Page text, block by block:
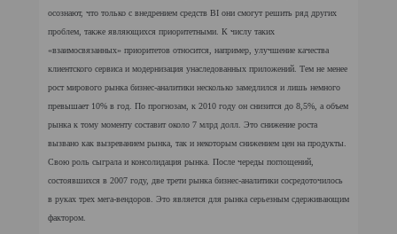
осознают, что только с внедрением средств BI они смогут решить ряд других
проблем, также являющихся приоритетными. К числу таких
«взаимосвязанных» приоритетов относится, например, улучшение качества
клиентского сервиса и модернизация унаследованных приложений. Тем не менее
рост мирового рынка бизнес-аналитики несколько замедлился и лишь немного
превышает 10% в год. По прогнозам, к 2010 году он снизится до 8,5%, а объем
рынка к тому моменту составит около 7 млрд долл. Это снижение роста
вызвано как вызреванием рынка, так и некоторым снижением цен на продукты.
Свою роль сыграла и консолидация рынка. После череды поглощений,
состоявшихся в 2007 году, две трети рынка бизнес-аналитики сосредоточилось
в руках трех мега-вендоров. Это является для рынка серьезным сдерживающим
фактором.